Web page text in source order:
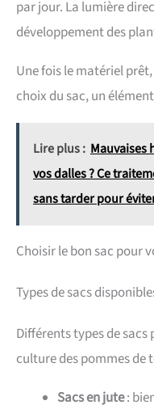
par jour. La lumière
développement des
Une fois le matériel
choix du sac, un
Lire plus : Mauvaises
vos dalles ? Ce
sans tarder pour
Choisir le bon sac pour
Types de sacs
Différents types de
culture des pommes de
Sacs en jute: